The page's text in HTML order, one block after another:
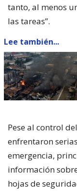
tanto, al menos
las tareas”.
Lee también...
Pese al control
enfrentaron
emergencia,
información
hojas de